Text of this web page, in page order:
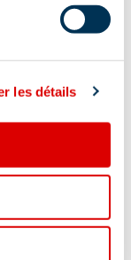
les détails